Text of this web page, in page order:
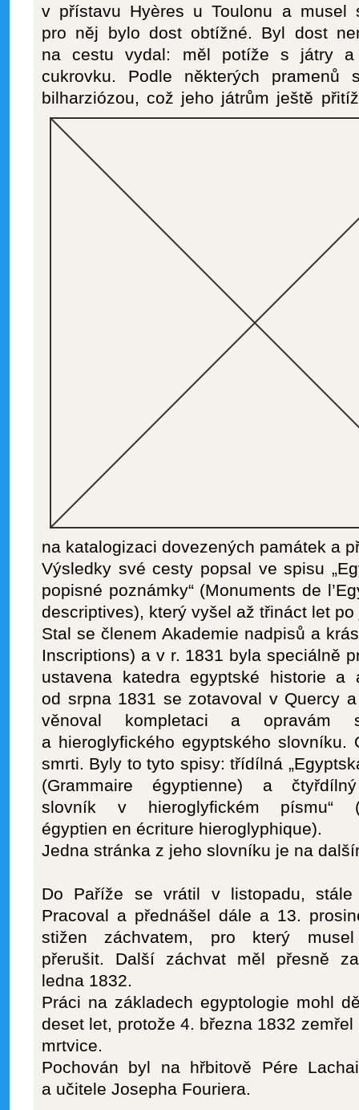
v přístavu Hyères u Toulonu a musel
pro něj bylo dost obtížné. Byl dost
na cestu vydal: měl potíže s játry
cukrovku. Podle některých
bilharziózou, což jeho játrům ještě
na katalogizaci dovezených památek a
Výsledky své cesty popsal ve spisu
popisné poznámky“ (Monuments de
descriptives), který vyšel až třináct let
Stal se členem Akademie nadpisů a
Inscriptions) a v r. 1831 byla speciálně
ustavena katedra egyptské historie a
od srpna 1831 se zotavoval v Quercy
věnoval kompletaci a opravám
a hieroglyfického egyptského
smrti. Byly to tyto spisy: třídílná
(Grammaire égyptienne) a
slovník v hieroglyfickém písmu“
égyptien en écriture hieroglyphique).
Jedna stránka z jeho slovníku je na
Do Paříže se vrátil v listopadu,
Pracoval a přednášel dále a 13.
stižen záchvatem, pro který musel
přerušit. Další záchvat měl přesně
ledna 1832.
Práci na základech egyptologie mohl
deset let, protože 4. března 1832 zemřel
mrtvice.
Pochován byl na hřbitově Pére
a učitele Josepha Fouriera.